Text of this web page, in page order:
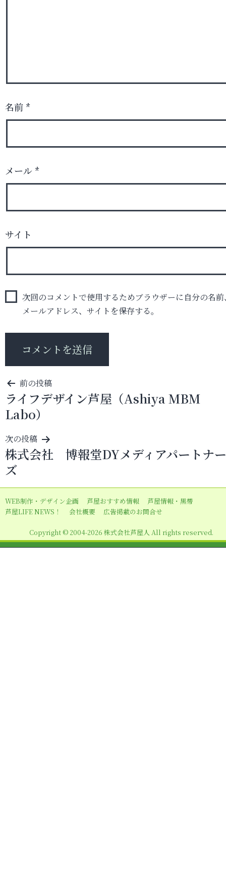
名前 *
メール *
サイト
次回のコメントで使用するためブラウザーに自分の名前
メールアドレス、サイトを保存する。
投
稿
ナ
ビ
ゲ
ー
シ
ョ
ン
前の投稿
ライフデザイン芦屋（Ashiya MBM
Labo）
次の投稿
株式会社 博報堂DYメディアパートナー
ズ
WEB制作・デザイン企画 芦屋おすすめ情報
芦屋情報・黒帯
芦屋LIFE NEWS！
会社概要 広告掲載のお問合せ
Copyright © 2004-2026 株式会社芦屋人 All rights reserved.